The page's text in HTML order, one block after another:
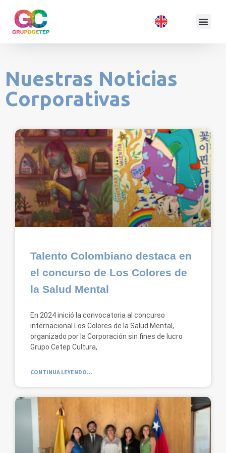
Nuestras Noticias
Corporativas
Talento Colombiano destaca en
el concurso de Los Colores de
la Salud Mental
En 2024 inició la convocatoria al concurso
internacional Los Colores de la Salud Mental,
organizado por la Corporación sin fines de lucro
Grupo Cetep Cultura,
CONTINUA LEYENDO...